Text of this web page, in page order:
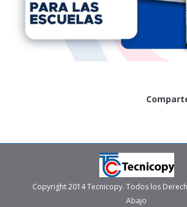
Copyright 2014 Tecnicopy. Todos los
Abajo